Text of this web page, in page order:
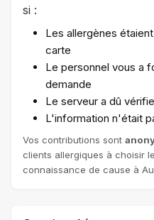
si :
Les allergènes
carte
Le personnel vous a
demande
Le serveur a dû
L'information n'était
Vos contributions sont
clients allergiques à choisir
connaissance de cause à